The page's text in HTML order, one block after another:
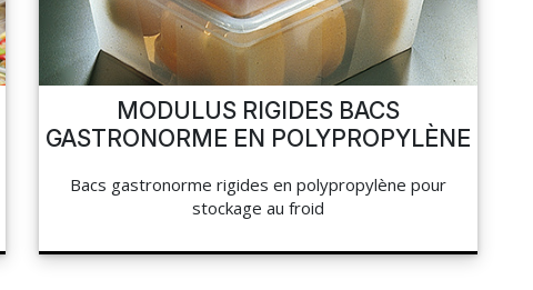
MODULUS RIGIDES BACS
GASTRONORME EN POLYPROPYLÈNE
Bacs gastronorme rigides en polypropylène pour
stockage au froid